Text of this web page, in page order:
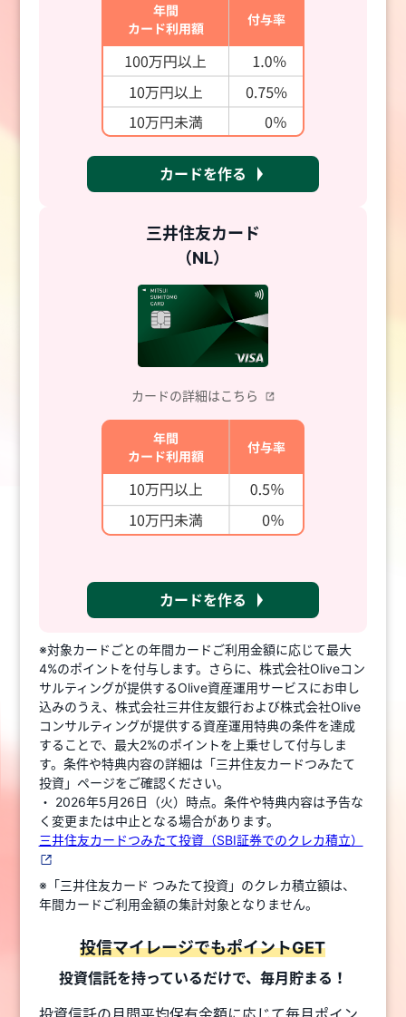
カードを作る
三井住友カード
（NL）
カードの詳細はこちら
カードを作る
※対象カードごとの年間カードご利用金額に応じて最大
4%のポイントを付与します。さらに、株式会社Oliveコン
サルティングが提供するOlive資産運用サービスにお申し
込みのうえ、株式会社三井住友銀行および株式会社Olive
コンサルティングが提供する資産運用特典の条件を達成
することで、最大2%のポイントを上乗せして付与しま
す。条件や特典内容の詳細は「三井住友カードつみたて
投資」ページをご確認ください。
・ 2026年5月26日（火）時点。条件や特典内容は予告な
く変更または中止となる場合があります。
三井住友カードつみたて投資（SBI証券でのクレカ積立）
※「三井住友カード つみたて投資」のクレカ積立額は、
年間カードご利用金額の集計対象となりません。
投信マイレージでもポイントGET
投資信託を持っているだけで、毎月貯まる！